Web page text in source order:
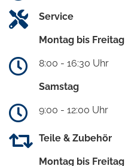
Service
Montag bis Freitag
8:00 - 16:30 Uhr
Samstag
9:00 - 12:00 Uhr
Teile & Zubehör
Montag bis Freitag